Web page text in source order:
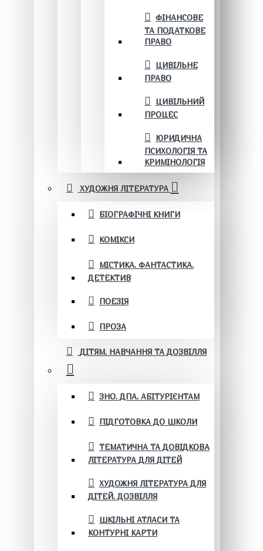
ФІНАНСОВЕ
ТА ПОДАТКОВЕ
ПРАВО
ЦИВІЛЬНЕ
ПРАВО
ЦИВІЛЬНИЙ
ПРОЦЕС
ЮРИДИЧНА
ПСИХОЛОГІЯ ТА
КРИМІНОЛОГІЯ
ХУДОЖНЯ ЛІТЕРАТУРА
БІОГРАФІЧНІ КНИГИ
КОМІКСИ
МІСТИКА. ФАНТАСТИКА.
ДЕТЕКТИВ
ПОЕЗІЯ
ПРОЗА
ДІТЯМ. НАВЧАННЯ ТА ДОЗВІЛЛЯ
ЗНО. ДПА. АБІТУРІЄНТАМ
ПІДГОТОВКА ДО ШКОЛИ
ТЕМАТИЧНА ТА ДОВІДКОВА
ЛІТЕРАТУРА ДЛЯ ДІТЕЙ
ХУДОЖНЯ ЛІТЕРАТУРА ДЛЯ
ДІТЕЙ. ДОЗВІЛЛЯ
ШКІЛЬНІ АТЛАСИ ТА
КОНТУРНІ КАРТИ